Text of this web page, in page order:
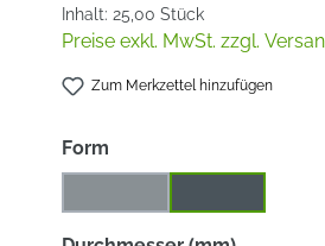
Inhalt: 25,00 Stück
Preise exkl. MwSt. zzgl.
Zum Merkzettel hinzufügen
Form
(Diese Option ist zurzeit